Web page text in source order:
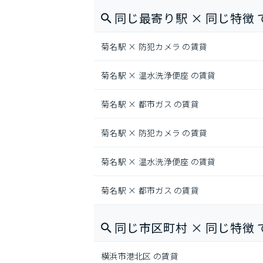
同じ最寄り駅 × 同じ特徴
菊名駅 × 防犯カメラ の賃貸
菊名駅 × 温水洗浄便座 の賃貸
菊名駅 × 都市ガス の賃貸
菊名駅 × 防犯カメラ の賃貸
菊名駅 × 温水洗浄便座 の賃貸
菊名駅 × 都市ガス の賃貸
同じ市区町村 × 同じ特徴
横浜市港北区 の賃貸